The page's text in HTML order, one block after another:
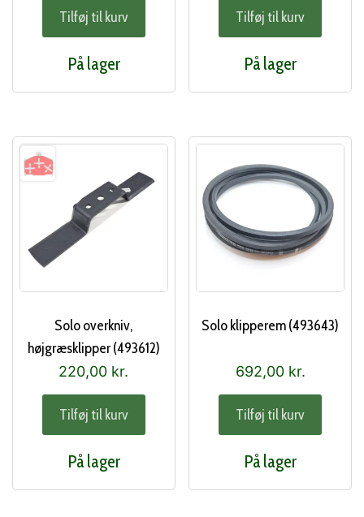
Tilføj til kurv
På lager
Tilføj til kurv
På lager
Solo overkniv,
højgræsklipper (493612)
220,00 kr.
Tilføj til kurv
På lager
Solo klipperem (493643)
692,00 kr.
Tilføj til kurv
På lager